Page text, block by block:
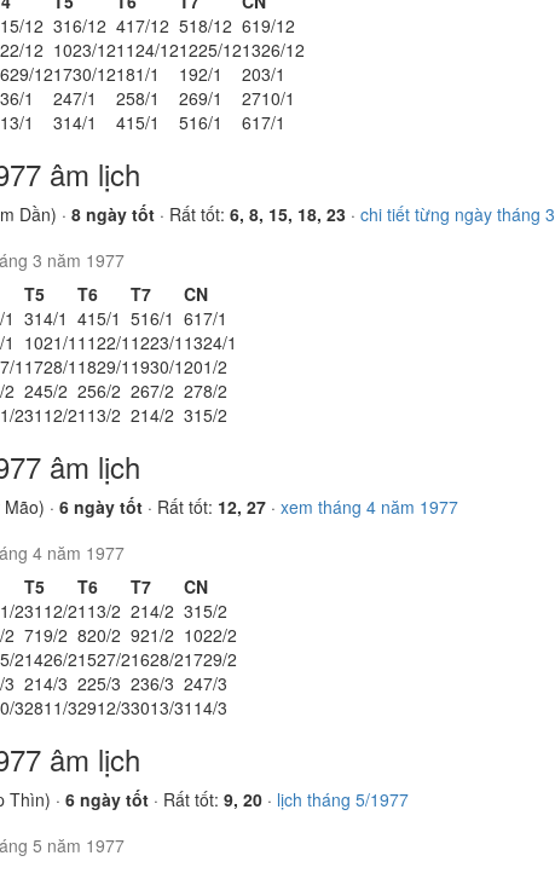
15/12 316/12 417/12 518/12 619/12
22/12 1023/121124/121225/121326/12
29/121730/12181/1 192/1 203/1
6/1 247/1 258/1 269/1 2710/1
13/1 314/1 415/1 516/1 617/1
âm lịch
Dần) · 8 ngày tốt · Rất tốt: 6, 8, 15, 18, 23 · chi tiết từng ngày tháng 3
3 năm 1977
T5 T6 T7
CN
314/1 415/1 516/1 617/1
1021/1 1122/1 1223/1 1324/1
11728/1 1829/1 1930/1201/2
2 245/2 256/2 267/2 278/2
231 12/21 13/2 214/2 315/2
âm lịch
· 6 ngày tốt · Rất tốt: 12, 27 · xem tháng 4 năm 1977
4 năm 1977
T5 T6 T7
CN
231 12/21 13/2 214/2 315/2
2 719/2 820/2 921/2 1022/2
21426/21527/21628/21729/2
3 214/3 225/3 236/3 247/3
32811/32912/33013/31 14/3
âm lịch
Thìn) · 6 ngày tốt · Rất tốt: 9, 20 · lịch tháng 5/1977
5 năm 1977